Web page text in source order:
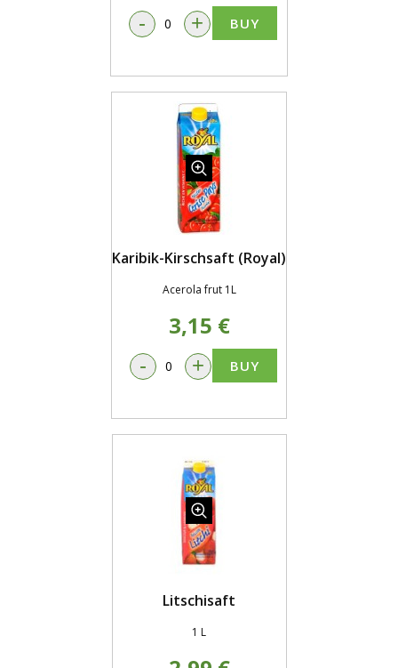
- + BUY
Karibik-Kirschsaft (Royal)
Acerola frut 1L
3,15 €
- + BUY
Litschisaft
1 L